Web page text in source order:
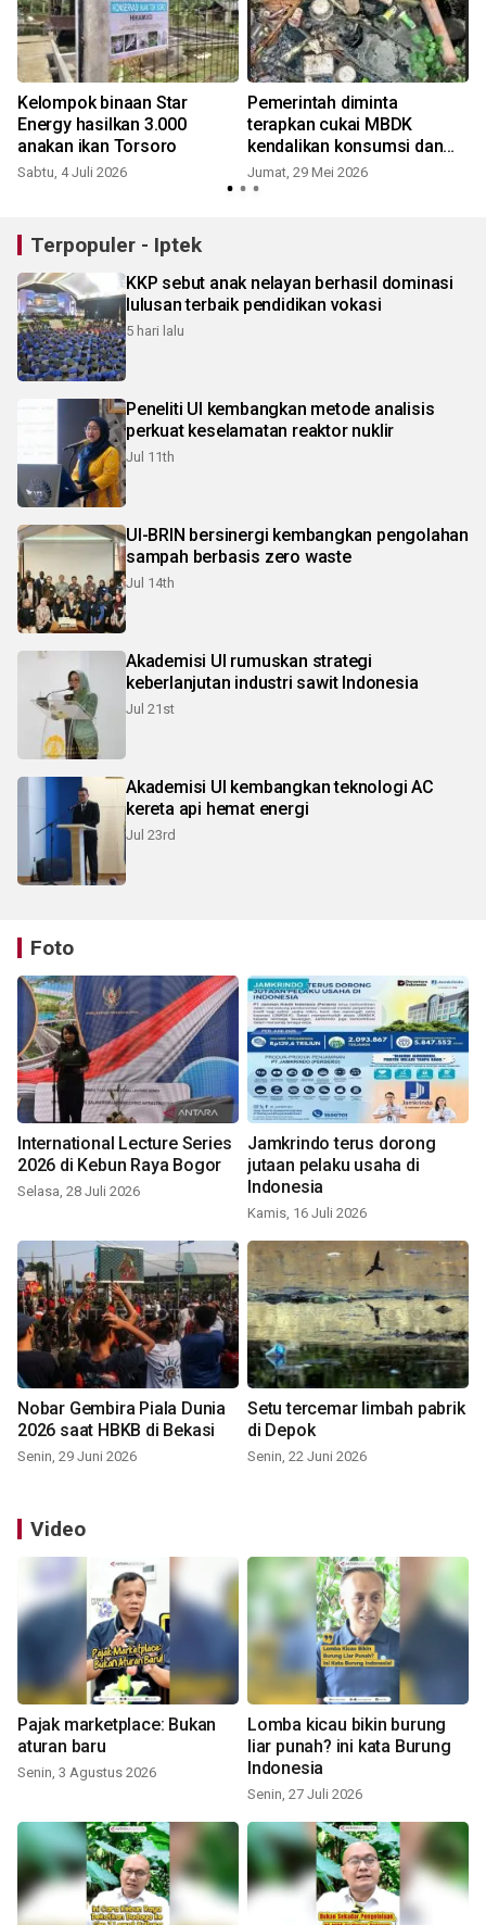
Kelompok binaan Star
Energy hasilkan 3.000
anakan ikan Torsoro
Sabtu, 4 Juli 2026
Pemerintah diminta
terapkan cukai MBDK
kendalikan konsumsi dan
kurangi timbulan sampah
Jumat, 29 Mei 2026
Terpopuler - Iptek
KKP sebut anak nelayan berhasil dominasi
lulusan terbaik pendidikan vokasi
5 hari lalu
Peneliti UI kembangkan metode analisis
perkuat keselamatan reaktor nuklir
Jul 11th
UI-BRIN bersinergi kembangkan pengolahan
sampah berbasis zero waste
Jul 14th
Akademisi UI rumuskan strategi
keberlanjutan industri sawit Indonesia
Jul 21st
Akademisi UI kembangkan teknologi AC
kereta api hemat energi
Jul 23rd
Foto
International Lecture Series
2026 di Kebun Raya Bogor
Selasa, 28 Juli 2026
Jamkrindo terus dorong
jutaan pelaku usaha di
Indonesia
Kamis, 16 Juli 2026
Nobar Gembira Piala Dunia
2026 saat HBKB di Bekasi
Senin, 29 Juni 2026
Setu tercemar limbah pabrik
di Depok
Senin, 22 Juni 2026
Video
Pajak marketplace: Bukan
aturan baru
Senin, 3 Agustus 2026
Lomba kicau bikin burung
liar punah? ini kata Burung
Indonesia
Senin, 27 Juli 2026